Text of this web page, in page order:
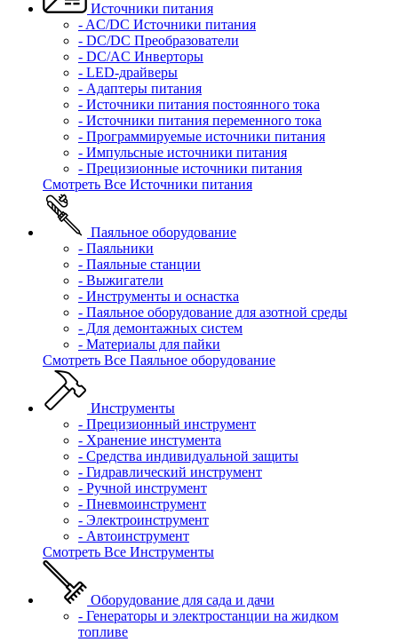
Источники питания
- AC/DC Источники питания
- DC/DC Преобразователи
- DC/AC Инверторы
- LED-драйверы
- Адаптеры питания
- Источники питания постоянного тока
- Источники питания переменного тока
- Программируемые источники питания
- Импульсные источники питания
- Прецизионные источники питания
Смотреть Все Источники питания
Паяльное оборудование
- Паяльники
- Паяльные станции
- Выжигатели
- Инструменты и оснастка
- Паяльное оборудование для азотной среды
- Для демонтажных систем
- Материалы для пайки
Смотреть Все Паяльное оборудование
Инструменты
- Прецизионный инструмент
- Хранение инстумента
- Средства индивидуальной защиты
- Гидравлический инструмент
- Ручной инструмент
- Пневмоинструмент
- Электроинструмент
- Автоинструмент
Смотреть Все Инструменты
Оборудование для сада и дачи
- Генераторы и электростанции на жидком
топливе